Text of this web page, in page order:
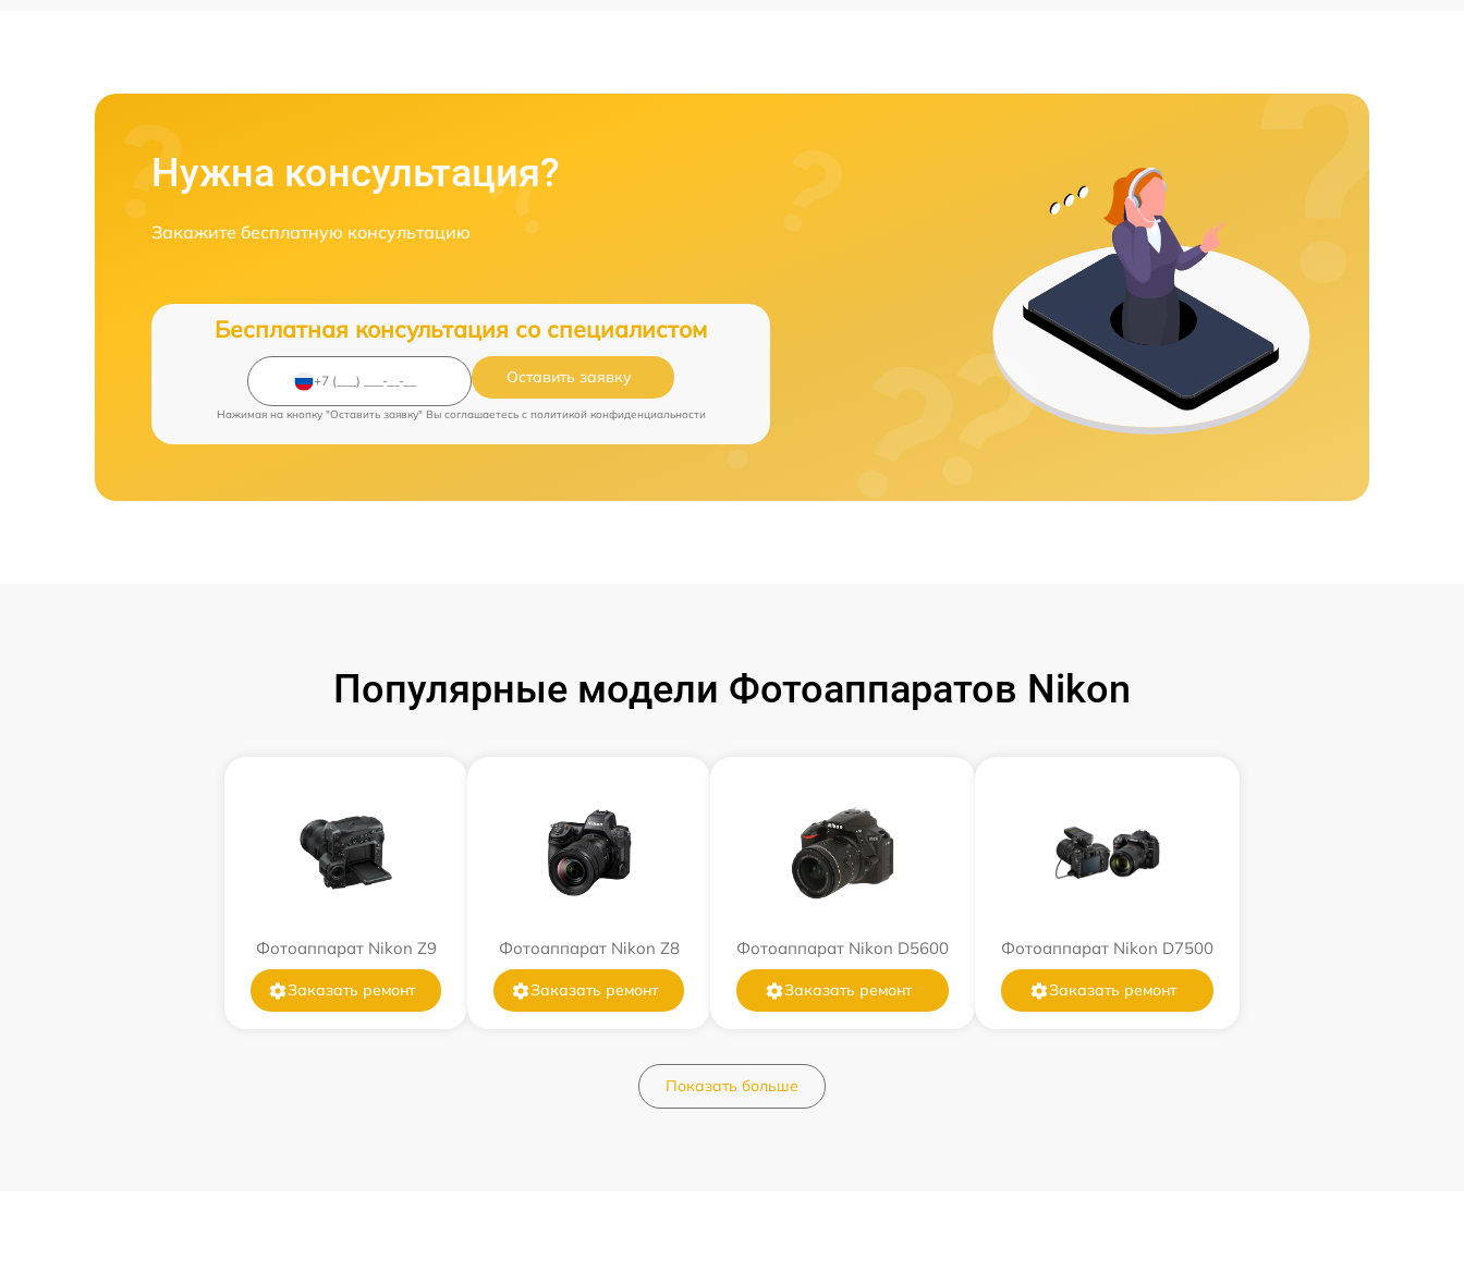
Нужна консультация?
Закажите бесплатную консультацию
Бесплатная консультация со специалистом
Оставить заявку
Нажимая на кнопку "Оставить заявку" Вы соглашаетесь c политикой конфиденциальности
Популярные модели Фотоаппаратов Nikon
Фотоаппарат Nikon Z9
Заказать ремонт
Фотоаппарат Nikon Z8
Заказать ремонт
Фотоаппарат Nikon D5600
Заказать ремонт
Фотоаппарат Nikon D7500
Заказать ремонт
Показать больше